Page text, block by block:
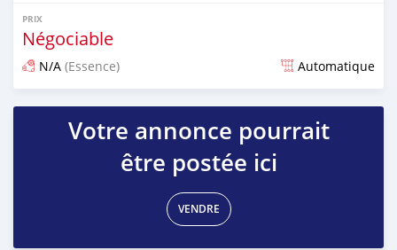
PRIX
Négociable
N/A (Essence) Automatique
Publié il y a presque 6 ans
Votre annonce pourrait
être postée ici
VENDRE